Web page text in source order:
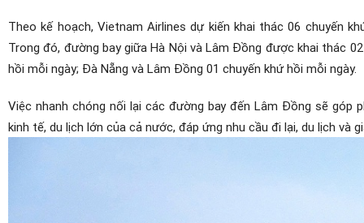
Theo kế hoạch, Vietnam Airlines dự kiến khai thác 06 chuyến
Trong đó, đường bay giữa Hà Nội và Lâm Đồng được khai thác
hồi mỗi ngày; Đà Nẵng và Lâm Đồng 01 chuyến khứ hồi mỗi ngày.
Việc nhanh chóng nối lại các đường bay đến Lâm Đồng sẽ góp
kinh tế, du lịch lớn của cả nước, đáp ứng nhu cầu đi lại, du lịch và